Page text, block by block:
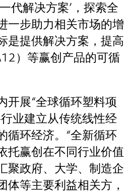
代解决方案’，探索全
一步助力相关市场的增
是提供解决方案，提高
）等赢创产品的可循
开展“全球循环塑料项
业建立从传统线性经
循环经济。“全新循环
托赢创在不同行业价值
聚政府、大学、制造企
体等主要利益相关方，